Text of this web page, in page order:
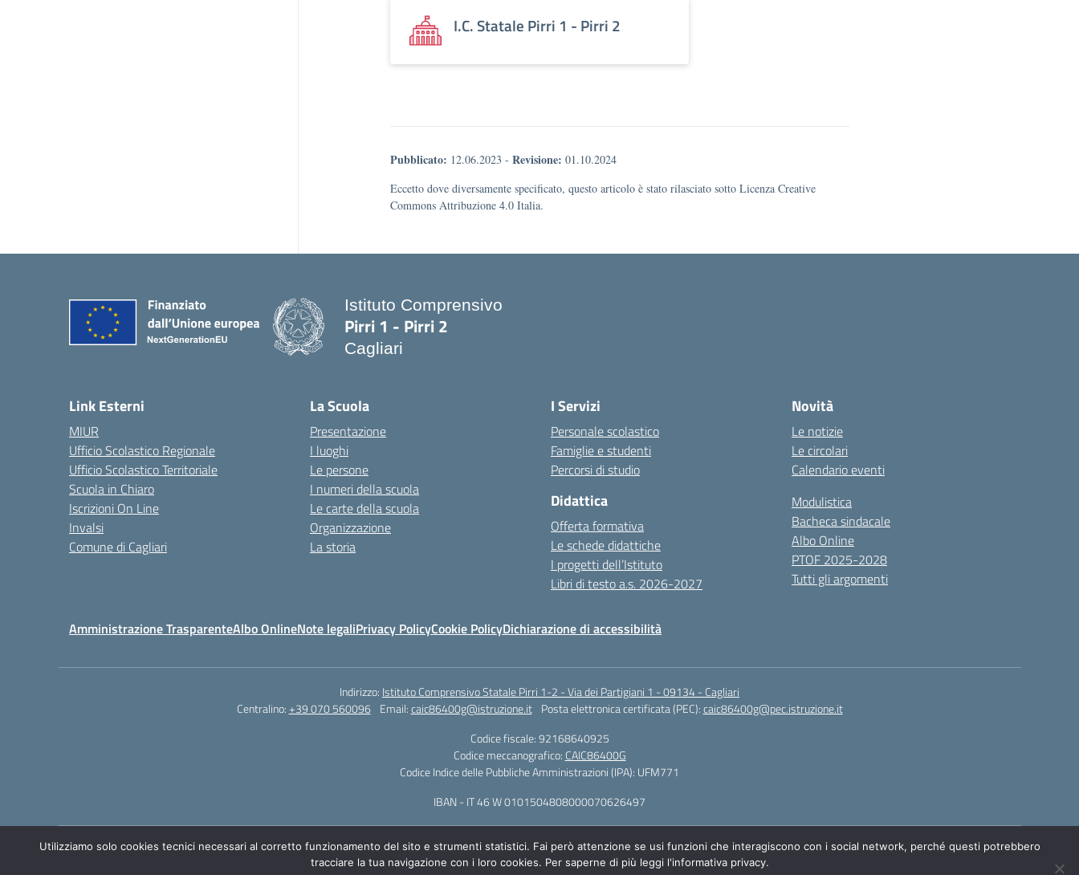
I.C. Statale Pirri 1 - Pirri 2
Pubblicato: 12.06.2023 - Revisione: 01.10.2024
Eccetto dove diversamente specificato, questo articolo è stato rilasciato sotto Licenza Creative
Commons Attribuzione 4.0 Italia.
Istituto Comprensivo
Pirri 1 - Pirri 2
Cagliari
Link Esterni
MIUR
Ufficio Scolastico Regionale
Ufficio Scolastico Territoriale
Scuola in Chiaro
Iscrizioni On Line
Invalsi
Comune di Cagliari
La Scuola
Presentazione
I luoghi
Le persone
I numeri della scuola
Le carte della scuola
Organizzazione
La storia
I Servizi
Personale scolastico
Famiglie e studenti
Percorsi di studio
Didattica
Offerta formativa
Le schede didattiche
I progetti dell’Istituto
Libri di testo a.s. 2026-2027
Novità
Le notizie
Le circolari
Calendario eventi
Modulistica
Bacheca sindacale
Albo Online
PTOF 2025-2028
Tutti gli argomenti
Amministrazione TrasparenteAlbo OnlineNote legaliPrivacy PolicyCookie PolicyDichiarazione di accessibilità
Indirizzo: Istituto Comprensivo Statale Pirri 1-2 - Via dei Partigiani 1 - 09134 - Cagliari
Centralino:+39 070 560096 Email:caic86400g@istruzione.it Posta elettronica certificata (PEC):caic86400g@pec.istruzione.it
Codice fiscale: 92168640925
Codice meccanografico: CAIC86400G
Codice Indice delle Pubbliche Amministrazioni (IPA): UFM771
IBAN - IT 46 W 0101504808000070626497
Idea e progetto di Designers Italia
Utilizziamo solo cookies tecnici necessari al corretto funzionamento del sito e strumenti statistici. Fai però attenzione se usi funzioni che interagiscono con i social network, perché questi potrebbero
tracciare la tua navigazione con i loro cookies. Per saperne di più leggi l'informativa privacy.